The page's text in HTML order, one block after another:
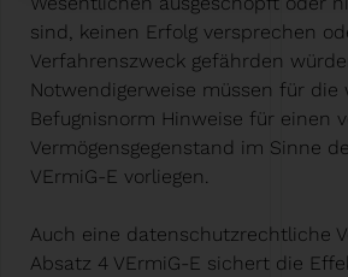
sind, keinen Erfolg versprechen
Verfahrenszweck gefährden
Notwendigerweise müssen für die
Befugnisnorm Hinweise für einen
Vermögensgegenstand im Sinne
VErmiG-E vorliegen.
Auch eine datenschutzrechtliche
Absatz 4 VErmiG-E sichert die